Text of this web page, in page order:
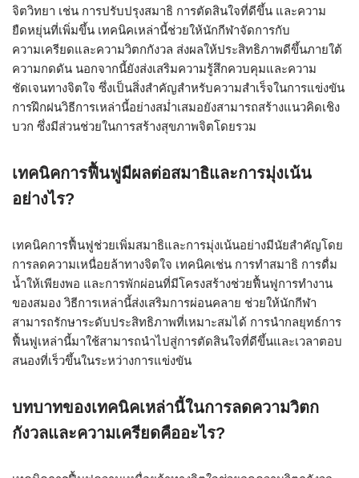
จิตวิทยา เช่น การปรับปรุงสมาธิ การตัดสินใจที่ดีขึ้น และความ
ยืดหยุ่นที่เพิ่มขึ้น เทคนิคเหล่านี้ช่วยให้นักกีฬาจัดการกับ
ความเครียดและความวิตกกังวล ส่งผลให้ประสิทธิภาพดีขึ้นภายใต้
ความกดดัน นอกจากนี้ยังส่งเสริมความรู้สึกควบคุมและความ
ชัดเจนทางจิตใจ ซึ่งเป็นสิ่งสำคัญสำหรับความสำเร็จในการแข่งขัน
การฝึกฝนวิธีการเหล่านี้อย่างสม่ำเสมอยังสามารถสร้างแนวคิดเชิง
บวก ซึ่งมีส่วนช่วยในการสร้างสุขภาพจิตโดยรวม
เทคนิคการฟื้นฟูมีผลต่อสมาธิและการมุ่งเน้น
อย่างไร?
เทคนิคการฟื้นฟูช่วยเพิ่มสมาธิและการมุ่งเน้นอย่างมีนัยสำคัญโดย
การลดความเหนื่อยล้าทางจิตใจ เทคนิคเช่น การทำสมาธิ การดื่ม
น้ำให้เพียงพอ และการพักผ่อนที่มีโครงสร้างช่วยฟื้นฟูการทำงาน
ของสมอง วิธีการเหล่านี้ส่งเสริมการผ่อนคลาย ช่วยให้นักกีฬา
สามารถรักษาระดับประสิทธิภาพที่เหมาะสมได้ การนำกลยุทธ์การ
ฟื้นฟูเหล่านี้มาใช้สามารถนำไปสู่การตัดสินใจที่ดีขึ้นและเวลาตอบ
สนองที่เร็วขึ้นในระหว่างการแข่งขัน
บทบาทของเทคนิคเหล่านี้ในการลดความวิตก
กังวลและความเครียดคืออะไร?